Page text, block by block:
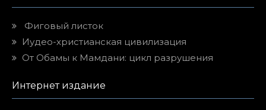
Фиговый листок
Иудео-христианская цивилизация
От Обамы к Мамдани: цикл разрушения
Интернет издание